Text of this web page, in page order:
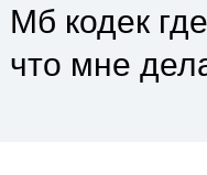
Мб кодек
что мне